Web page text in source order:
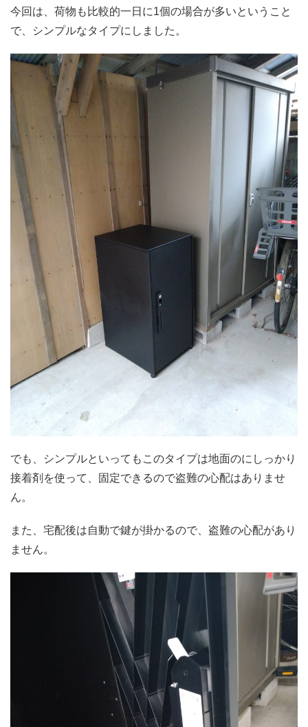
今回は、荷物も比較的一日に1個の場合が多いということ
で、シンプルなタイプにしました。
でも、シンプルといってもこのタイプは地面のにしっかり
接着剤を使って、固定できるので盗難の心配はありませ
ん。
また、宅配後は自動で鍵が掛かるので、盗難の心配があり
ません。